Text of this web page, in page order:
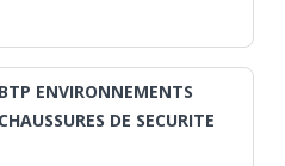
ENVIRONNEMENTS
DE SECURITE